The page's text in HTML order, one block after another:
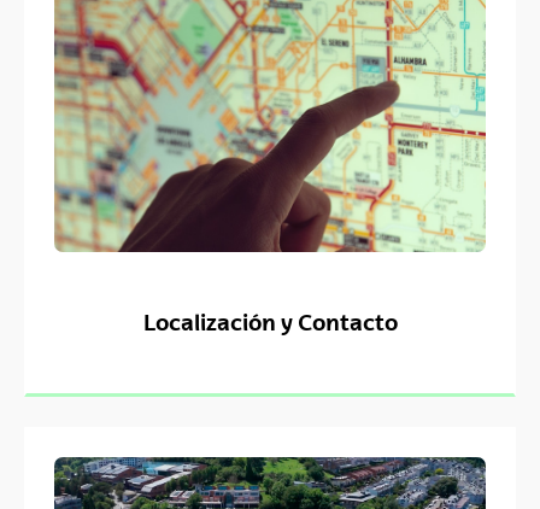
Localización y Contacto